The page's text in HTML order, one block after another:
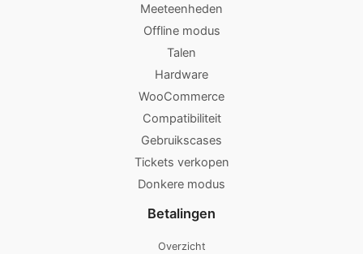
Meeteenheden
Offline modus
Talen
Hardware
WooCommerce
Compatibiliteit
Gebruikscases
Tickets verkopen
Donkere modus
Betalingen
Overzicht